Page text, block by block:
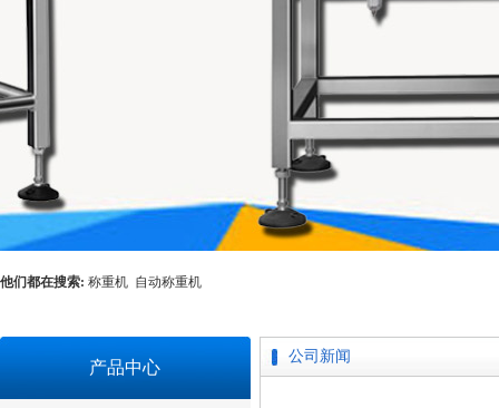
他们都在搜索: 称重机 自动称重机
产品中心
公司新闻